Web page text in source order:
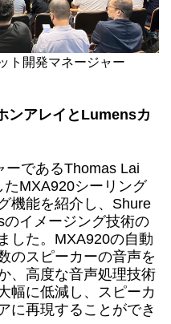
ト開発マネージャー
ンアレイとLumensカ
ーであるThomas Lai
MXA920シーリング
機能を紹介し、Shure
イメージング技術の
した。MXA920の自動
のスピーカーの音声を
、高度な音声処理技術
幅に低減し、スピーカ
に再現することができ